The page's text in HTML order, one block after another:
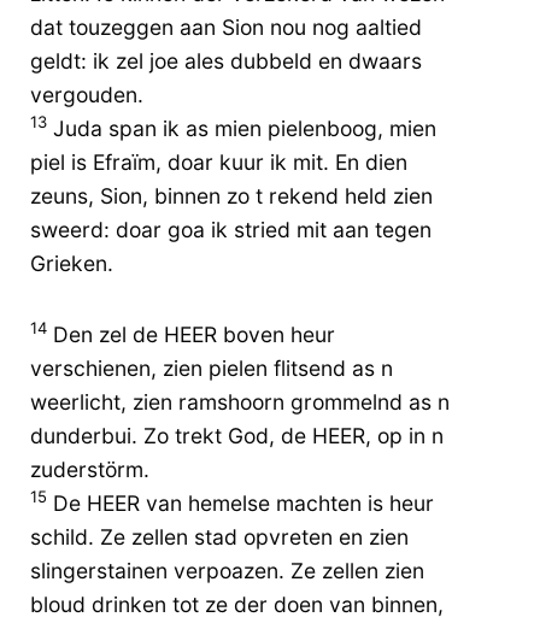
dat touzeggen aan Sion nou nog aaltied
geldt: ik zel joe ales dubbeld en dwaars
vergouden.
13 Juda span ik as mien pielenboog, mien
piel is Efraïm, doar kuur ik mit. En dien
zeuns, Sion, binnen zo t rekend held zien
sweerd: doar goa ik stried mit aan tegen
Grieken.
14 Den zel de HEER boven heur
verschienen, zien pielen flitsend as n
weerlicht, zien ramshoorn grommelnd as n
dunderbui. Zo trekt God, de HEER, op in n
zuderstörm.
15 De HEER van hemelse machten is heur
schild. Ze zellen stad opvreten en zien
slingerstainen verpoazen. Ze zellen zien
bloud drinken tot ze der doen van binnen,